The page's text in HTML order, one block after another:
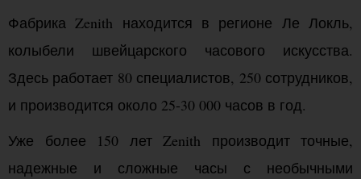
Фабрика Zenith находится в регионе Ле Локль,
колыбели швейцарского часового искусства.
Здесь работает 80 специалистов, 250 сотрудников,
и производится около 25-30 000 часов в год.
Уже более 150 лет Zenith производит точные,
надежные и сложные часы с необычными